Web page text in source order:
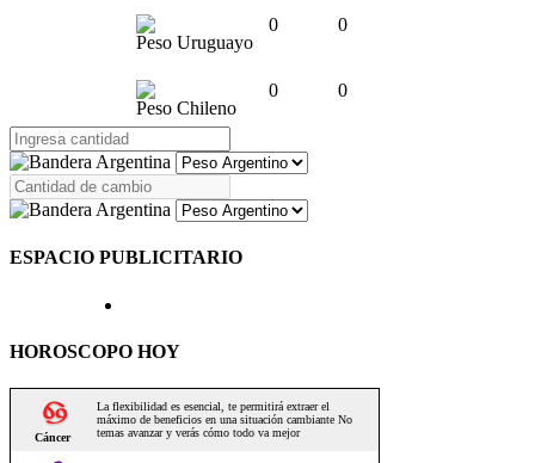
Peso Uruguayo
0 0
Peso Chileno
0 0
ESPACIO PUBLICITARIO
HOROSCOPO HOY